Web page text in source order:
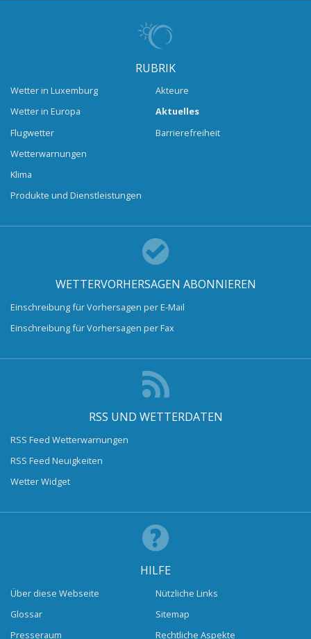
RUBRIK
Wetter in Luxemburg
Wetter in Europa
Flugwetter
Wetterwarnungen
Klima
Produkte und Dienstleistungen
Akteure
Aktuelles
Barrierefreiheit
WETTERVORHERSAGEN ABONNIEREN
Einschreibung für Vorhersagen per E-Mail
Einschreibung für Vorhersagen per Fax
RSS UND WETTERDATEN
RSS Feed Wetterwarnungen
RSS Feed Neuigkeiten
Wetter Widget
HILFE
Über diese Webseite
Glossar
Presseraum
Nützliche Links
Sitemap
Rechtliche Aspekte